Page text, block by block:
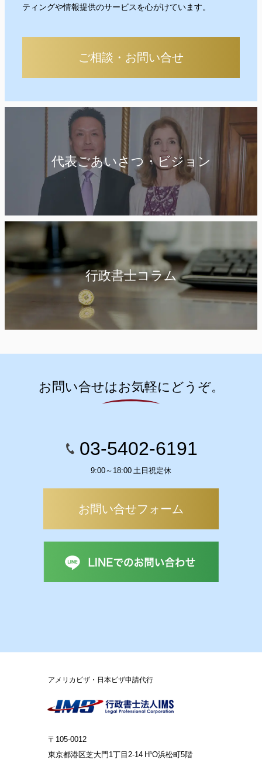
ティングや情報提供のサービスを心がけています。
ご相談・お問い合せ
代表ごあいさつ・ビジョン
行政書士コラム
お問い合せはお気軽にどうぞ。
03-5402-6191
9:00～18:00 土日祝定休
お問い合せフォーム
アメリカビザ・日本ビザ申請代行
〒105-0012
東京都港区芝大門1丁目2-14 H¹O浜松町5階